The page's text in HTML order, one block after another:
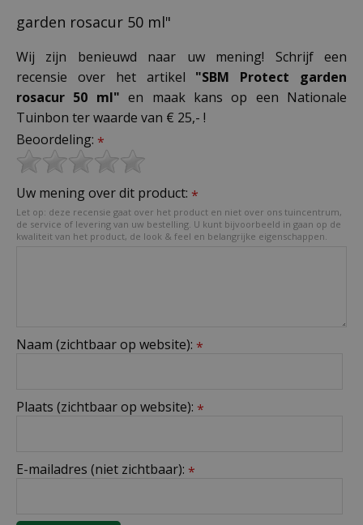
garden rosacur 50 ml"
Wij zijn benieuwd naar uw mening! Schrijf een
recensie over het artikel "SBM Protect garden
rosacur 50 ml" en maak kans op een Nationale
Tuinbon ter waarde van € 25,- !
Beoordeling: *
Uw mening over dit product: *
Let op: deze recensie gaat over het product en niet over ons tuincentrum,
de service of levering van uw bestelling. U kunt bijvoorbeeld in gaan op de
kwaliteit van het product, de look & feel en belangrijke eigenschappen.
Naam (zichtbaar op website): *
Plaats (zichtbaar op website): *
E-mailadres (niet zichtbaar): *